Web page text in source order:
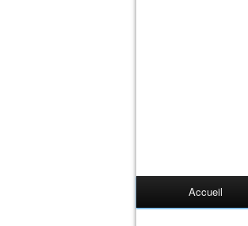
Accueil